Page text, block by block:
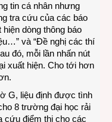
tin cá nhân nhưng
tra cứu của các báo
dòng thông báo
và “Đề nghị các thí
đó, mỗi lần nhấn nút
xuất hiện. Cho tới hơn
G, liệu định được tình
8 trường đại học rải
cứu điểm thi cho các